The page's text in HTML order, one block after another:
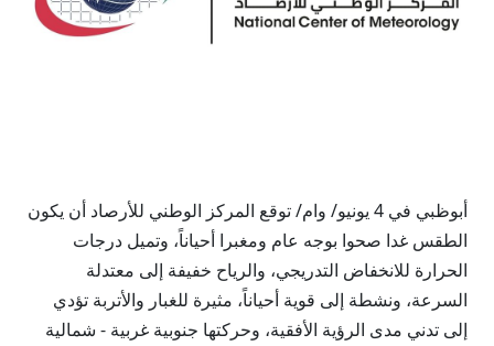
أبوظبي في 4 يونيو/ وام/ توقع المركز الوطني للأرصاد أن يكون
الطقس غدا صحوا بوجه عام ومغبرا أحياناً، وتميل درجات
الحرارة للانخفاض التدريجي، والرياح خفيفة إلى معتدلة
السرعة، ونشطة إلى قوية أحياناً، مثيرة للغبار والأتربة تؤدي
إلى تدني مدى الرؤية الأفقية، وحركتها جنوبية غربية - شمالية